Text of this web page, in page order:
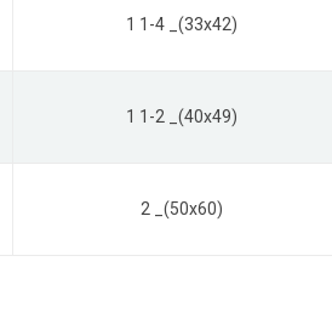
1 1-4 _(33x42)
1 1-2 _(40x49)
2 _(50x60)